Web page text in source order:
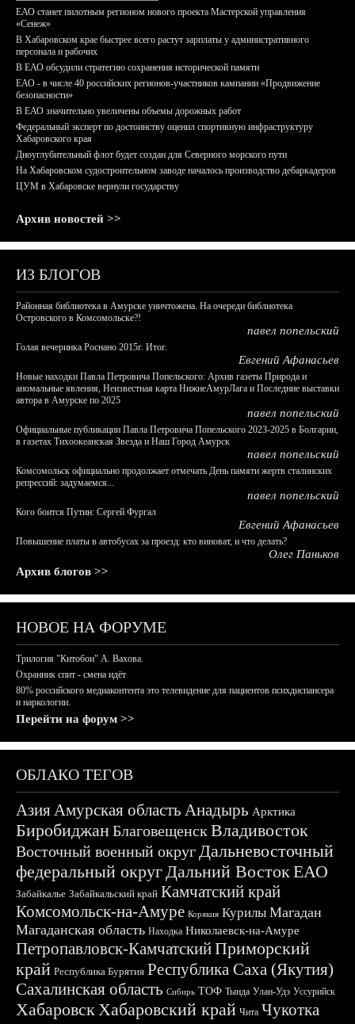
ЕАО станет пилотным регионом нового проекта Мастерской управления
«Сенеж»
В Хабаровском крае быстрее всего растут зарплаты у административного
персонала и рабочих
В ЕАО обсудили стратегию сохранения исторической памяти
ЕАО - в числе 40 российских регионов-участников кампании «Продвижение
безопасности»
В ЕАО значительно увеличены объемы дорожных работ
Федеральный эксперт по достоинству оценил спортивную инфраструктуру
Хабаровского края
Дноуглубительный флот будет создан для Северного морского пути
На Хабаровском судостроительном заводе началось производство дебаркадеров
ЦУМ в Хабаровске вернули государству
Архив новостей >>
ИЗ БЛОГОВ
Районная библиотека в Амурске уничтожена. На очереди библиотека
Островского в Комсомольске?!
павел попельский
Голая вечеринка Роснано 2015г. Итог.
Евгений Афанасьев
Новые находки Павла Петровича Попельского: Архив газеты Природа и
аномальные явления, Неизвестная карта НижнеАмурЛага и Последние выставки
автора в Амурске по 2025
павел попельский
Официальные публикации Павла Петровича Попельского 2023-2025 в Болгарии,
в газетах Тихоокеанская Звезда и Наш Город Амурск
павел попельский
Комсомольск официально продолжает отмечать День памяти жертв сталинских
репрессий: задумаемся...
павел попельский
Кого боится Путин: Сергей Фургал
Евгений Афанасьев
Повышение платы в автобусах за проезд: кто виноват, и что делать?
Олег Паньков
Архив блогов >>
НОВОЕ НА ФОРУМЕ
Трилогия "Китобои" А. Вахова.
Охранник спит - смена идёт
80% российского медиаконтента это телевидение для пациентов психдиспансера
и наркологии.
Перейти на форум >>
ОБЛАКО ТЕГОВ
АзияАмурская область Анадырь Арктика
БиробиджанБлаговещенскВладивосток
Восточный военный округДальневосточный
федеральный округДальний ВостокЕАО
Забайкалье Забайкальский край Камчатский край
Комсомольск-на-Амуре Корякия Курилы Магадан
Магаданская область Находка Николаевск-на-Амуре
Петропавловск-КамчатскийПриморский
край Республика Бурятия Республика Саха (Якутия)
Сахалинская область Сибирь ТОФ Тында Улан-Удэ Уссурийск
ХабаровскХабаровский край Чита Чукотка